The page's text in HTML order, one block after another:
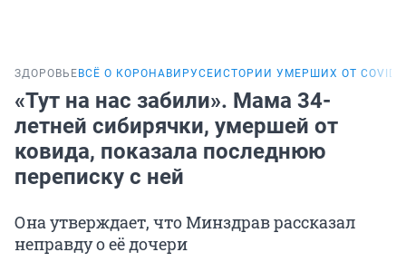
ЗДОРОВЬЕ ВСЁ О КОРОНАВИРУСЕ ИСТОРИИ УМЕРШИХ ОТ COVID-
«Тут на нас забили». Мама 34-
летней сибирячки, умершей от
ковида, показала последнюю
переписку с ней
Она утверждает, что Минздрав рассказал
неправду о её дочери